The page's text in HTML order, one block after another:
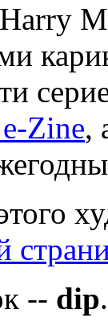
Zine,
-- dip.